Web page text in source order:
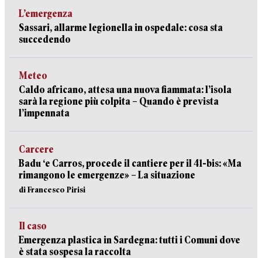
L’emergenza
Sassari, allarme legionella in ospedale: cosa sta
succedendo
Meteo
Caldo africano, attesa una nuova fiammata: l’isola
sarà la regione più colpita – Quando è prevista
l’impennata
Carcere
Badu ‘e Carros, procede il cantiere per il 41-bis: «Ma
rimangono le emergenze» – La situazione
di Francesco Pirisi
Il caso
Emergenza plastica in Sardegna: tutti i Comuni dove
è stata sospesa la raccolta